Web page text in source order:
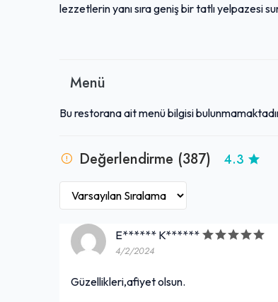
lezzetlerin yanı sıra geniş bir tatlı yelpazesi
hale getiren önemli bir detaydır. Sunulan
Menü
Bu restorana ait menü bilgisi
Değerlendirme (387) 4.3
E****** K******
4/2/2024
Güzellikleri,afiyet olsun.